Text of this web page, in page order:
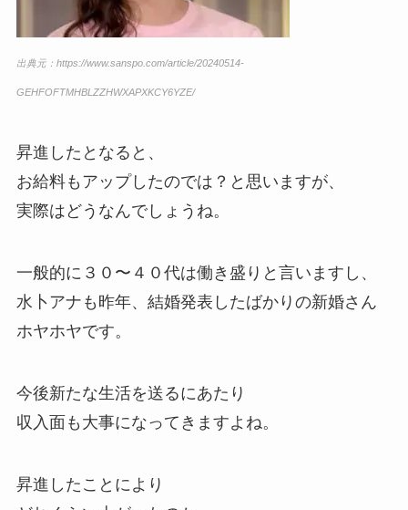
出典元：https://www.sanspo.com/article/20240514-
GEHFOFTMHBLZZHWXAPXKCY6YZE/
昇進したとなると、
お給料もアップしたのでは？と思いますが、
実際はどうなんでしょうね。
一般的に３０〜４０代は働き盛りと言いますし、
水卜アナも昨年、結婚発表したばかりの新婚さん
ホヤホヤです。
今後新たな生活を送るにあたり
収入面も大事になってきますよね。
昇進したことにより